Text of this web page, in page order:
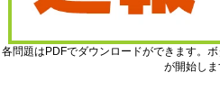
各問題はPDFでダウンロードができます。
が開始しま